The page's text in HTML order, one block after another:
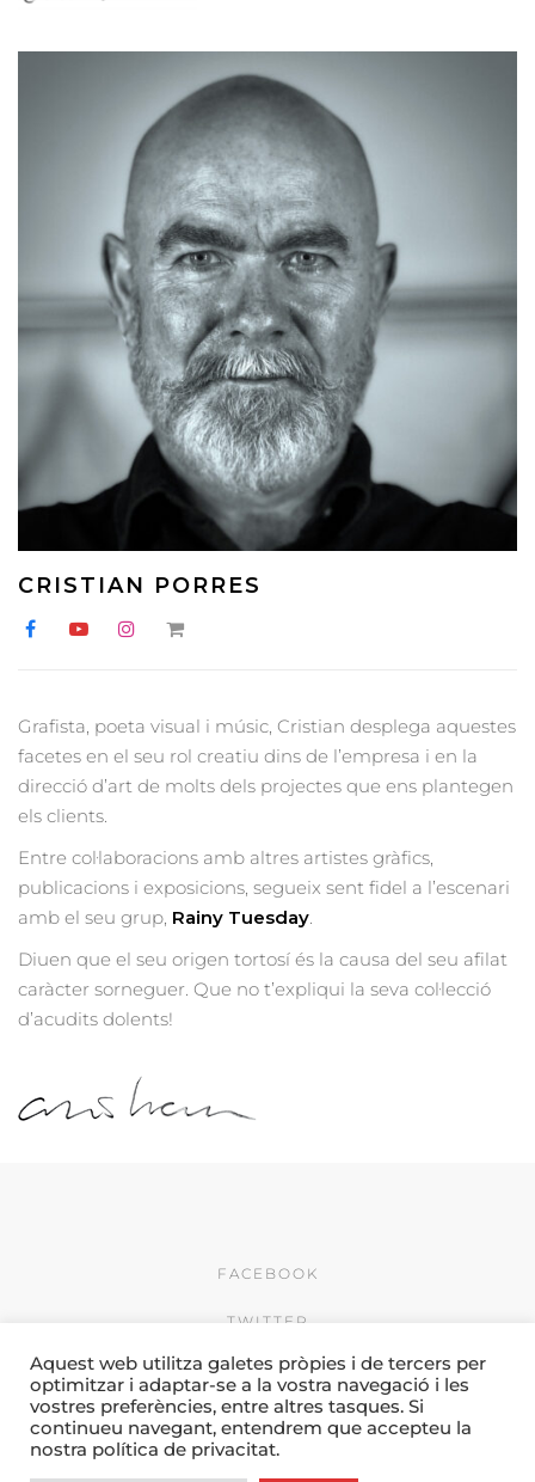
CRISTIAN PORRES
Grafista, poeta visual i músic, Cristian desplega aquestes
facetes en el seu rol creatiu dins de l’empresa i en la
direcció d’art de molts dels projectes que ens plantegen
els clients.
Entre col·laboracions amb altres artistes gràfics,
publicacions i exposicions, segueix sent fidel a l’escenari
amb el seu grup, Rainy Tuesday.
Diuen que el seu origen tortosí és la causa del seu afilat
caràcter sorneguer. Que no t’expliqui la seva col·lecció
d’acudits dolents!
FACEBOOK
TWITTER
INSTAGRAM
© 2026 by Creativitat i
Comunicació Camí & Porres
Aquest web utilitza galetes pròpies i de tercers per
optimitzar i adaptar-se a la vostra navegació i les
vostres preferències, entre altres tasques. Si
continueu navegant, entendrem que accepteu la
nostra política de privacitat.